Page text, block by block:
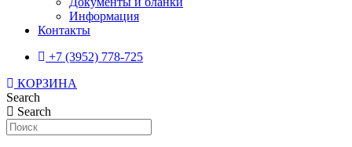
Информация
Контакты
+7 (3952) 778-725
КОРЗИНА
Search
Search